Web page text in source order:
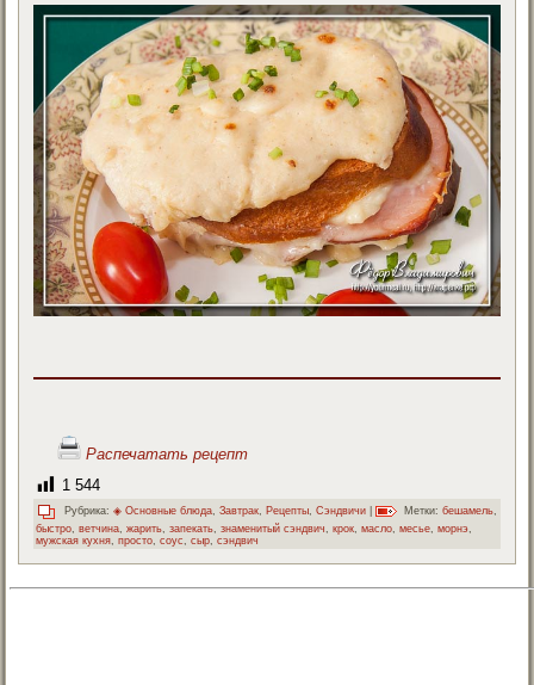
Распечатать рецепт
1 544
Рубрика: ◈ Основные блюда,Завтрак, Рецепты,Сэндвичи Метки: бешамель,
быстро ,ветчина ,жарить ,запекать ,знаменитый сэндвич ,крок ,масло ,месье ,морнэ
мужская кухня ,просто ,соус ,сыр ,сэндвич